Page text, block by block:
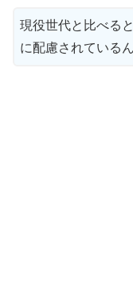
現役世代と比べる
に配慮されている